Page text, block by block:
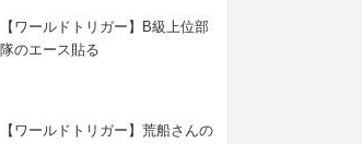
【ワールドトリガー】B級上位部
隊のエース貼る
【ワールドトリガー】荒船さんの